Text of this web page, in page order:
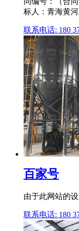
标人：青海黄
联系电话: 180
百家号
由于此网站的
联系电话: 180